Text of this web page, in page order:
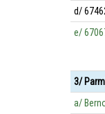
d/
e/
3/
a/